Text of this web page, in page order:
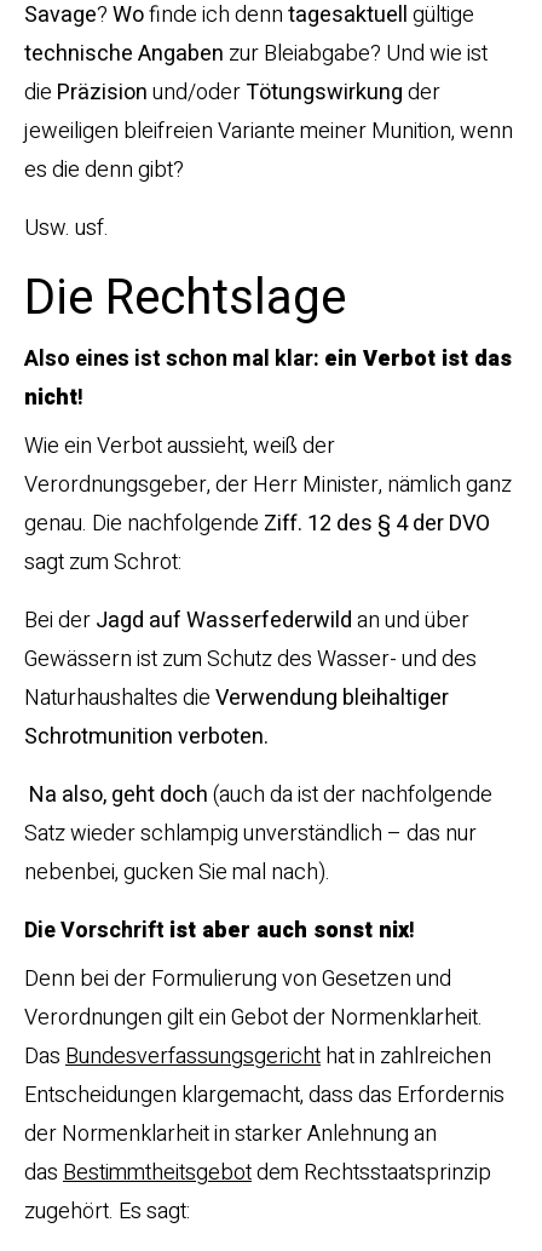
Savage?Wofinde ich denntagesaktuellgültige
technische Angaben zur Bleiabgabe? Und wie ist
die Präzisionund/oderTötungswirkungder
jeweiligen bleifreien Variante meiner Munition, wenn
es die denn gibt?
Usw. usf.
Die Rechtslage
Also eines ist schon mal klar: ein Verbot ist das
nicht!
Wie ein Verbot aussieht, weiß der
Verordnungsgeber, der Herr Minister, nämlich ganz
genau. Die nachfolgende Ziff. 12 des § 4 der DVO
sagt zum Schrot:
Bei derJagd auf Wasserfederwildan und über
Gewässern ist zum Schutz des Wasser- und des
Naturhaushaltes dieVerwendung bleihaltiger
Schrotmunition verboten.
Na also, geht doch(auch da ist der nachfolgende
Satz wieder schlampig unverständlich – das nur
nebenbei, gucken Sie mal nach).
Die Vorschrift ist aber auch sonst nix!
Denn bei der Formulierung von Gesetzen und
Verordnungen gilt ein Gebot der Normenklarheit.
DasBundesverfassungsgerichthat in zahlreichen
Entscheidungen klargemacht, dass das Erfordernis
der Normenklarheit in starker Anlehnung an
dasBestimmtheitsgebotdem Rechtsstaatsprinzip
zugehört. Es sagt: